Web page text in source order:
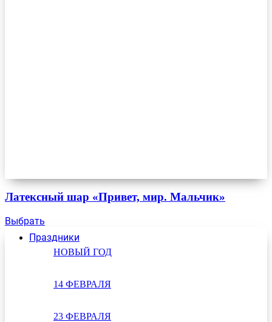
Праздники
НОВЫЙ ГОД
14 ФЕВРАЛЯ
23 ФЕВРАЛЯ
Латексный шар «Привет, мир. Мальчик»
Выбрать